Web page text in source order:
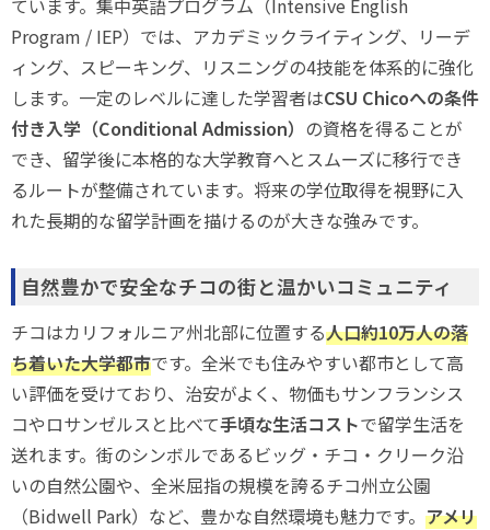
ています。集中英語プログラム（Intensive English
Program / IEP）では、アカデミックライティング、リーデ
ィング、スピーキング、リスニングの4技能を体系的に強化
します。一定のレベルに達した学習者はCSU Chicoへの条件
付き入学（Conditional Admission） の資格を得ることが
でき、留学後に本格的な大学教育へとスムーズに移行でき
るルートが整備されています。将来の学位取得を視野に入
れた長期的な留学計画を描けるのが大きな強みです。
自然豊かで安全なチコの街と温かいコミュニティ
チコはカリフォルニア州北部に位置する人口約10万人の落
ち着いた大学都市です。全米でも住みやすい都市として高
い評価を受けており、治安がよく、物価もサンフランシス
コやロサンゼルスと比べて手頃な生活コストで留学生活を
送れます。街のシンボルであるビッグ・チコ・クリーク沿
いの自然公園や、全米屈指の規模を誇るチコ州立公園
（Bidwell Park）など、豊かな自然環境も魅力です。 アメリ